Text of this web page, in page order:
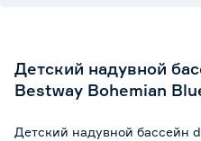
Детский надувной
Bestway Bohemian
Детский надувной бассейн